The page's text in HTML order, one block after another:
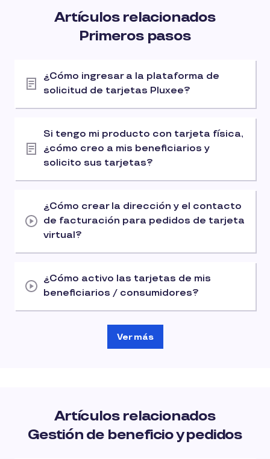
Artículos relacionados
Primeros pasos
¿Cómo ingresar a la plataforma de
solicitud de tarjetas Pluxee?
Si tengo mi producto con tarjeta física,
¿cómo creo a mis beneficiarios y
solicito sus tarjetas?
¿Cómo crear la dirección y el contacto
de facturación para pedidos de tarjeta
virtual?
¿Cómo activo las tarjetas de mis
beneficiarios / consumidores?
Ver más
Artículos relacionados
Gestión de beneficio y pedidos